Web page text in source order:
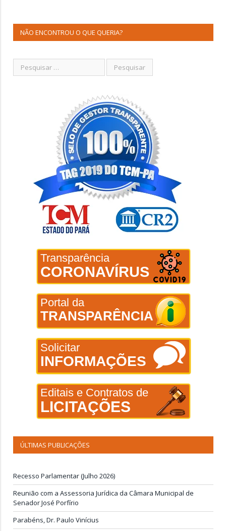
NÃO ENCONTROU O QUE QUERIA?
Transparência
CORONAVÍRUS
Portal da
TRANSPARÊNCIA
Solicitar
INFORMAÇÕES
Editais e Contratos de
LICITAÇÕES
ÚLTIMAS PUBLICAÇÕES
Recesso Parlamentar (Julho 2026)
Reunião com a Assessoria Jurídica da Câmara Municipal de
Senador José Porfírio
Parabéns, Dr. Paulo Vinícius